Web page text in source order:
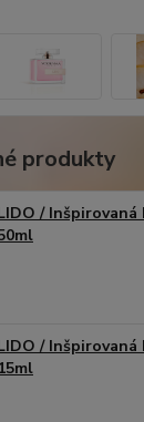
produkty
/ Inšpirovaná
/ Inšpirovaná
15ml